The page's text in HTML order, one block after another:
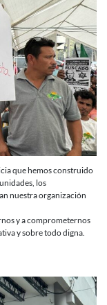
que hemos construido
los
nuestra organización
y a comprometernos
y sobre todo digna.